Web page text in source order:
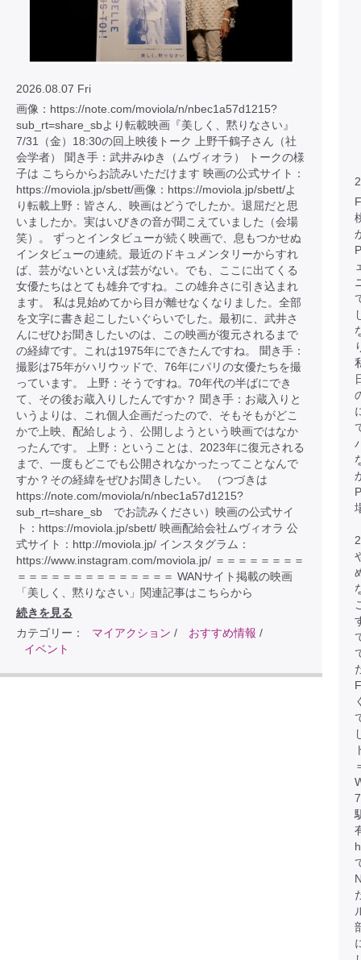
2026.08.07 Fri
画像：https://note.com/moviola/n/nbec1a57d1215?
sub_rt=share_sbより転載映画『美しく、黙りなさい』
7/31（金）18:30の回上映後トーク 上野千鶴子さん（社
会学者） 聞き手：武井みゆき（ムヴィオラ） トークの様
子は こちらからお読みいただけます 映画の公式サイト：
https://moviola.jp/sbett/画像：https://moviola.jp/sbett/よ
り転載上野：皆さん、映画はどうでしたか。退屈だと思
いましたか。実はいびきの音が聞こえていました（会場
笑）。 ずっとインタビューが続く映画で、息もつかせぬ
インタビューの連続。最近のドキュメンタリーからすれ
ば、芸がないといえば芸がない。でも、ここに出てくる
女優たちはとても雄弁ですね。この雄弁さに引き込まれ
ます。 私は見始めてから目が離せなくなりました。全部
を文字に書き起こしたいぐらいでした。最初に、武井さ
んにぜひお聞きしたいのは、この映画が復元されるまで
の経緯です。これは1975年にできたんですね。 聞き手：
撮影は75年がハリウッドで、76年にパリの女優たちを撮
っています。 上野：そうですね。70年代の半ばにでき
て、その後お蔵入りしたんですか？ 聞き手：お蔵入りと
いうよりは、これ個人企画だったので、そもそもがどこ
かで上映、配給しよう、公開しようという映画ではなか
ったんです。 上野：ということは、2023年に復元される
まで、一度もどこでも公開されなかったってことなんで
すか？その経緯をぜひお聞きしたい。 （つづきは
https://note.com/moviola/n/nbec1a57d1215?
sub_rt=share_sb でお読みください）映画の公式サイ
ト：https://moviola.jp/sbett/ 映画配給会社ムヴィオラ 公
式サイト：http://moviola.jp/ インスタグラム：
https://www.instagram.com/moviola.jp/ ＝＝＝＝＝＝＝＝
＝＝＝＝＝＝＝＝＝＝＝＝＝＝ WANサイト掲載の映画
「美しく、黙りなさい」関連記事はこちらから
続きを見る
カテゴリー：
マイアクション / おすすめ情報 /
イベント